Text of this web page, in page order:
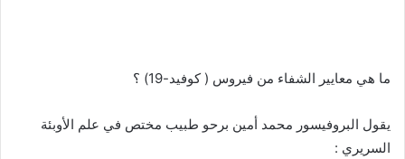
ما هي معايير الشفاء من فيروس ( كوفيد-19) ؟
يقول البروفيسور محمد أمين برحو طبيب مختص في علم الأوبئة
السريري :